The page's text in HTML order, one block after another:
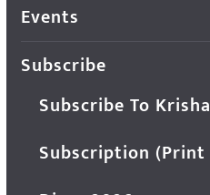
Events
Subscribe
Subscribe To
Subscription